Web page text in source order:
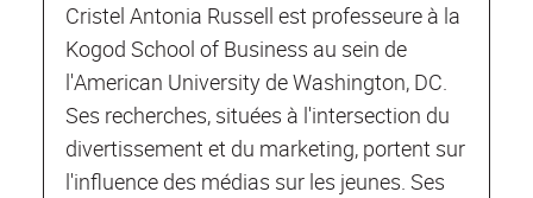
Cristel Antonia Russell est professeure à la
Kogod School of Business au sein de
l'American University de Washington, DC.
Ses recherches, situées à l'intersection du
divertissement et du marketing, portent sur
l'influence des médias sur les jeunes. Ses